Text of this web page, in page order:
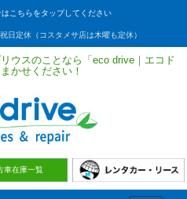
はこちらをタップしてください
日定休（コスタメサ店は木曜も定休）
ウスのことなら「eco drive｜エコド
かせください！
車在庫一覧